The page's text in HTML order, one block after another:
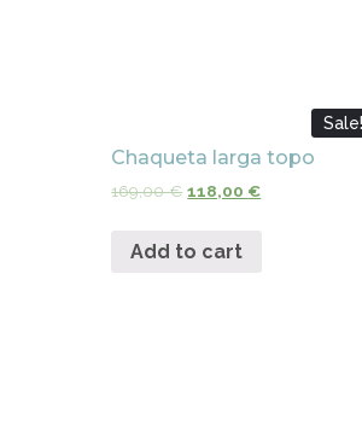
Sale!
Chaqueta larga topo
169,00€ 118,00 €
Add to cart